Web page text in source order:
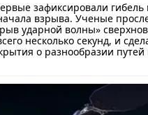
зафиксировали гибель
взрыва. Ученые
ударной волны»
несколько секунд, и
о разнообразии путей